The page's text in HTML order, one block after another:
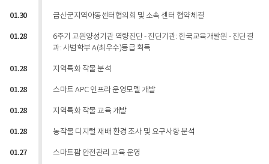
01.30 금산군지역아동센터협의회 및 소속 센터 협약체결
01.28
6주기 교원양성기관 역량진단 - 진단기관: 한국교육개발원 - 진단결
과: 사범학부 A(최우수)등급 획득
01.28 지역특화 작물 분석
01.28 스마트 APC 인프라 운영모델 개발
01.28 지역특화 작물 교육 개발
01.28 농작물 디지털 재배 환경 조사 및 요구사항 분석
01.27 스마트팜 안전관리 교육 운영